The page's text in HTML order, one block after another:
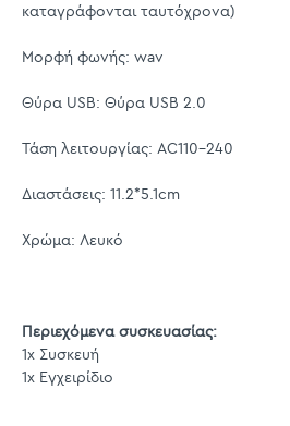
καταγράφονται ταυτόχρονα)
Μορφή φωνής: wav
Θύρα USB: Θύρα USB 2.0
Τάση λειτουργίας: AC110-240
Διαστάσεις: 11.2*5.1cm
Χρώμα: Λευκό
Περιεχόμενα συσκευασίας:
1x Συσκευή
1x Εγχειρίδιο